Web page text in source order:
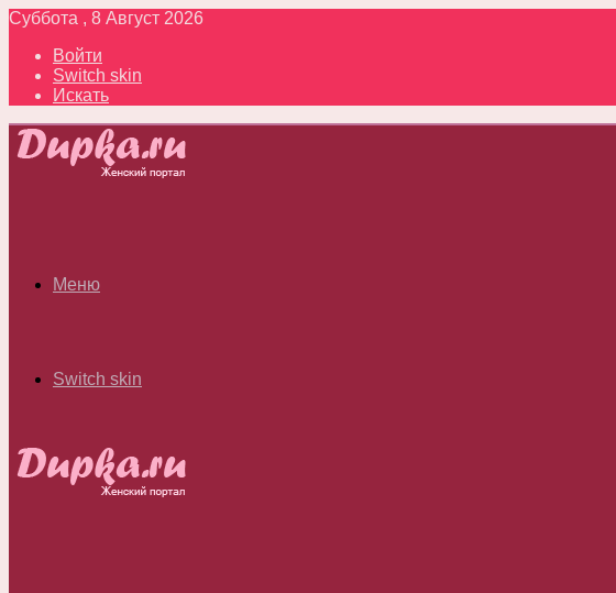
Суббота , 8 Август 2026
Войти
Switch skin
Искать
Меню
Switch skin